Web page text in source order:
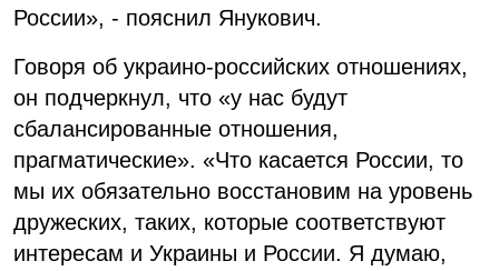
России», - пояснил Янукович.
Говоря об украино-российских отношениях,
он подчеркнул, что «у нас будут
сбалансированные отношения,
прагматические». «Что касается России, то
мы их обязательно восстановим на уровень
дружеских, таких, которые соответствуют
интересам и Украины и России. Я думаю,